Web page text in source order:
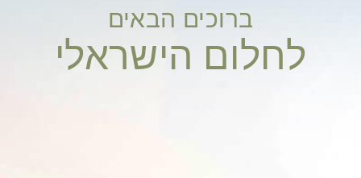
ברוכים הבאים
לחלום הישראלי